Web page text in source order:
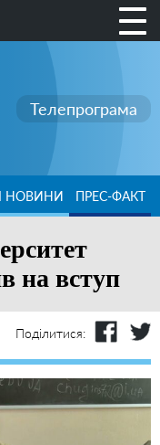
Телепрограма
НОВИНИ ПРЕС-ФАКТ
на вступ
Поділитися: